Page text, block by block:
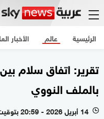
الرئيسية الأخبار عالم
تقرير: اتفاق سلام
بالملف النووي
l 14 أبريل 2026 - 20:59 بتوقيت أبوظبي